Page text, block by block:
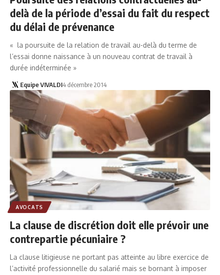
delà de la période d’essai du fait du respect
du délai de prévenance
« la poursuite de la relation de travail au-delà du terme de
l’essai donne naissance à un nouveau contrat de travail à
durée indéterminée »
Equipe VIVALDI4 décembre 2014
AVOCATS
La clause de discrétion doit elle prévoir une
contrepartie pécuniaire ?
La clause litigieuse ne portant pas atteinte au libre exercice de
l’activité professionnelle du salarié mais se bornant à imposer